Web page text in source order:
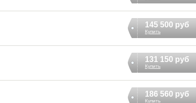
145 500 руб
Купить
131 150 руб
Купить
186 560 руб
Купить